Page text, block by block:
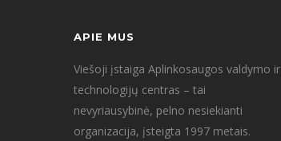
APIE MUS
Viešoji įstaiga Aplinkosaugos valdymo ir
technologijų centras – tai
nevyriausybinė, pelno nesiekianti
organizacija, įsteigta 1997 metais.